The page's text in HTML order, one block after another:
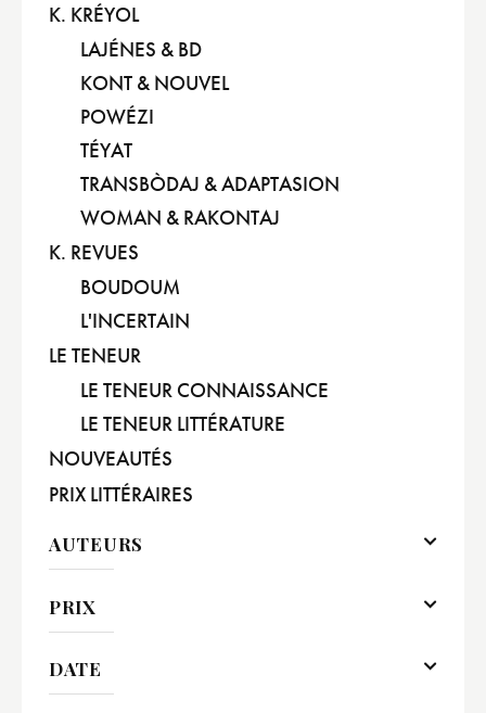
K. KRÉYOL
LAJÉNES & BD
KONT & NOUVEL
POWÉZI
TÉYAT
TRANSBÒDAJ & ADAPTASION
WOMAN & RAKONTAJ
K. REVUES
BOUDOUM
L'INCERTAIN
LE TENEUR
LE TENEUR CONNAISSANCE
LE TENEUR LITTÉRATURE
NOUVEAUTÉS
PRIX LITTÉRAIRES
AUTEURS
PRIX
DATE